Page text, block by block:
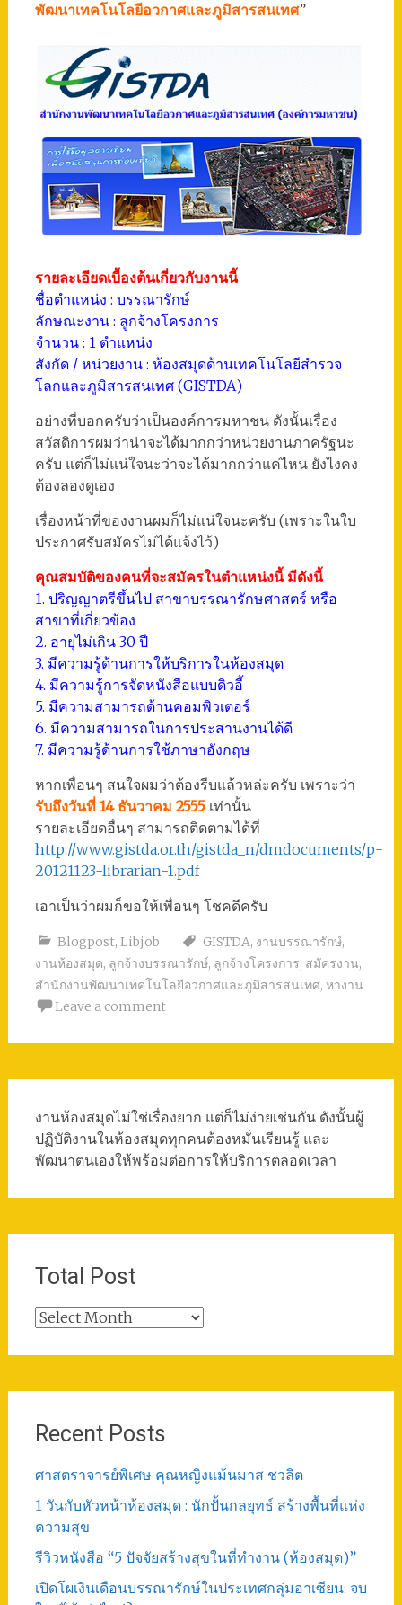
พัฒนาเทคโนโลยีอวกาศและภูมิสารสนเทศ”
รายละเอียดเบื้องต้นเกี่ยวกับงานนี้
ชื่อตำแหน่ง : บรรณารักษ์
ลักษณะงาน : ลูกจ้างโครงการ
จำนวน : 1 ตำแหน่ง
สังกัด / หน่วยงาน : ห้องสมุดด้านเทคโนโลยีสำรวจ
โลกและภูมิสารสนเทศ (GISTDA)
อย่างที่บอกครับว่าเป็นองค์การมหาชน ดังนั้นเรื่อง
สวัสดิการผมว่าน่าจะได้มากกว่าหน่วยงานภาครัฐนะ
ครับ แต่ก็ไม่แน่ใจนะว่าจะได้มากกว่าแค่ไหน ยังไงคง
ต้องลองดูเอง
เรื่องหน้าที่ของงานผมก็ไม่แน่ใจนะครับ (เพราะในใบ
ประกาศรับสมัครไม่ได้แจ้งไว้)
คุณสมบัติของคนที่จะสมัครในตำแหน่งนี้ มีดังนี้
1. ปริญญาตรีขึ้นไป สาขาบรรณารักษศาสตร์ หรือ
สาขาที่เกี่ยวข้อง
2. อายุไม่เกิน 30 ปี
3. มีความรู้ด้านการให้บริการในห้องสมุด
4. มีความรู้การจัดหนังสือแบบดิวอี้
5. มีความสามารถด้านคอมพิวเตอร์
6. มีความสามารถในการประสานงานได้ดี
7. มีความรู้ด้านการใช้ภาษาอังกฤษ
หากเพื่อนๆ สนใจผมว่าต้องรีบแล้วหล่ะครับ เพราะว่า
รับถึงวันที่ 14 ธันวาคม 2555เท่านั้น
รายละเอียดอื่นๆ สามารถติดตามได้ที่
http://www.gistda.or.th/gistda_n/dmdocuments/p-
20121123-librarian-1.pdf
เอาเป็นว่าผมก็ขอให้เพื่อนๆ โชคดีครับ
Blogpost, Libjob GISTDA, งานบรรณารักษ์,
งานห้องสมุด, ลูกจ้างบรรณารักษ์, ลูกจ้างโครงการ, สมัครงาน,
สำนักงานพัฒนาเทคโนโลยีอวกาศและภูมิสารสนเทศ, หางาน
Leave a comment
งานห้องสมุดไม่ใช่เรื่องยาก แต่ก็ไม่ง่ายเช่นกัน ดังนั้นผู้
ปฏิบัติงานในห้องสมุดทุกคนต้องหมั่นเรียนรู้ และ
พัฒนาตนเองให้พร้อมต่อการให้บริการตลอดเวลา
Total Post
Total
Recent Posts
ศาสตราจารย์พิเศษ คุณหญิงแม้นมาส ชวลิต
1 วันกับหัวหน้าห้องสมุด : นักปั้นกลยุทธ์ สร้างพื้นที่แห่ง
ความสุข
รีวิวหนังสือ “5 ปัจจัยสร้างสุขในที่ทำงาน (ห้องสมุด)”
เปิดโผเงินเดือนบรรณารักษ์ในประเทศกลุ่มอาเซียน: จบ